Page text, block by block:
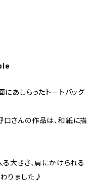
にあしらったトートバッグ
さんの作品は、和紙に描
大きさ、肩にかけられる
りました♪